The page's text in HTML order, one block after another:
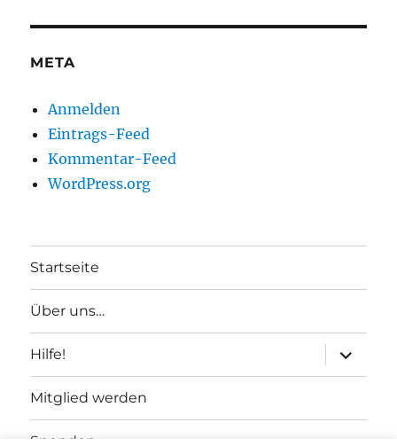
META
Anmelden
Eintrags-Feed
Kommentar-Feed
WordPress.org
Startseite
Über uns…
Hilfe!
anzeigen
Mitglied werden
Spenden